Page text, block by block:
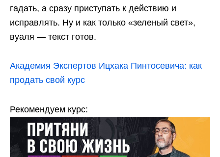
гадать, а сразу приступать к действию и
исправлять. Ну и как только «зеленый свет»,
вуаля — текст готов.
Академия Экспертов Ицхака Пинтосевича: как
продать свой курс
Рекомендуем курс: